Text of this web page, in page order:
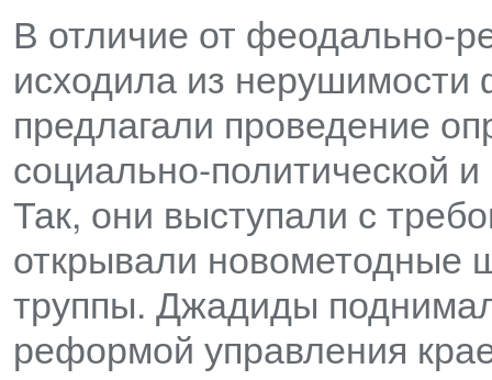
В отличие от феодально-
исходила из
предлагали проведение
социально-политической
Так, они выступали с
открывали новометодные
труппы. Джадиды
реформой управления